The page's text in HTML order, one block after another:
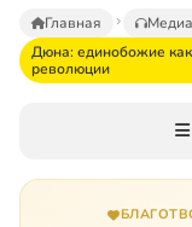
Главная
Дюна: единобожие как
революции